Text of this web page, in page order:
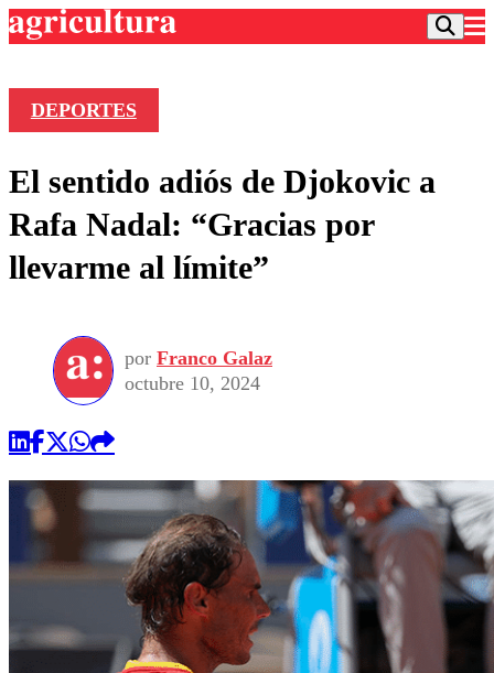
Frecuencias
Agricultura TV
Deportes
Colo Colo
Seleccion Chilena
Torneo Internacional
Universidad de Chile
Entretención
Economía
Internacional
Sustentabilidad
Publicaciones en medios
Opinión
DEPORTES
El sentido adiós de Djokovic a
Rafa Nadal: “Gracias por
llevarme al límite”
por Franco Galaz
octubre 10, 2024